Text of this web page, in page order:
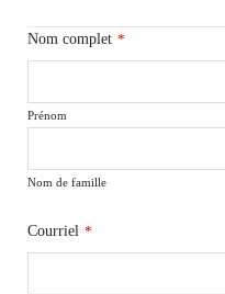
Nom complet *
Prénom
Nom de famille
Courriel *